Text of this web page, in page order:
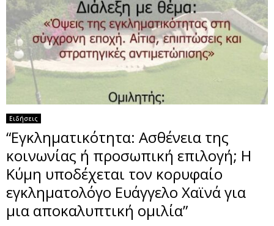
Ειδήσεις
“Εγκληματικότητα: Ασθένεια της
κοινωνίας ή προσωπική επιλογή; Η
Κύμη υποδέχεται τον κορυφαίο
εγκληματολόγο Ευάγγελο Χαϊνά για
μια αποκαλυπτική ομιλία”